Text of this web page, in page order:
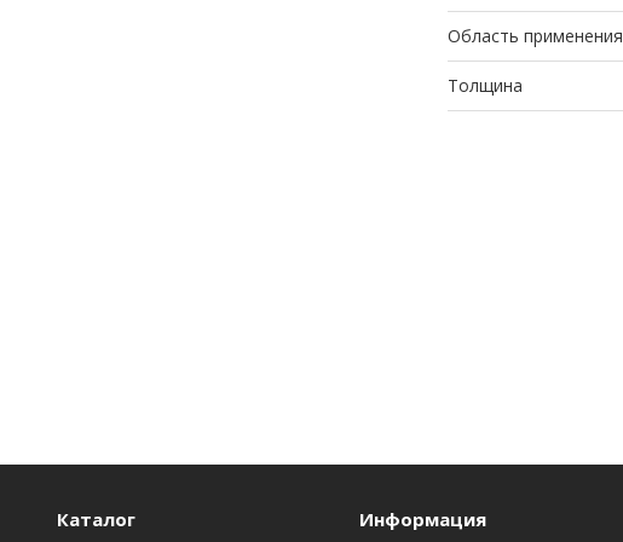
Область применения
Толщина
Каталог Информация